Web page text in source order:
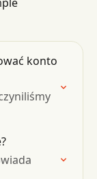
konto